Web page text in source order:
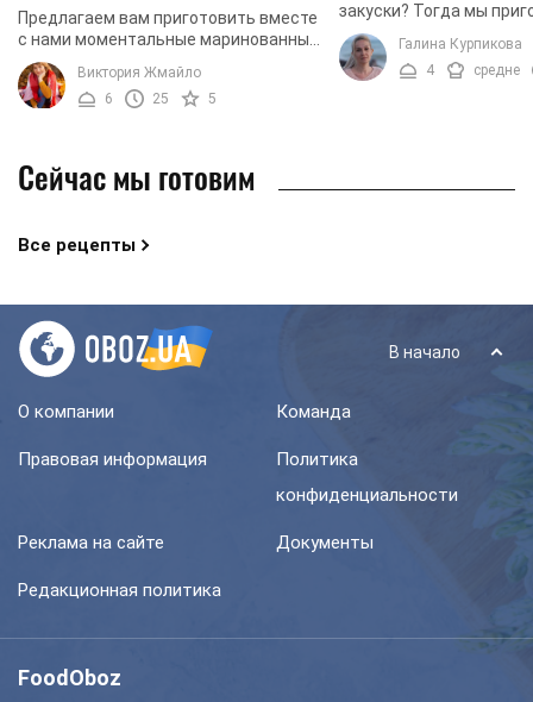
Предлагаем вам приготовить вместе
с нами моментальные маринованные
грибы в домашних условия. Перед
Новым годом самое время
приготовить вкусную ...
Виктория Жмайло
6
25 5
закуски? Тогда мы
специально для вас
простой и быстрый
маринованных грибов.
Галина Курпикова
4
средне
Сейчас мы готовим
Все рецепты
В начало
О компании Команда
Правовая информация
Политика
конфиденциальности
Реклама на сайте Документы
Редакционная политика
FoodOboz